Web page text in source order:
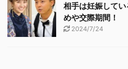
相手は妊娠して
めや交際期間！
2024/7/24